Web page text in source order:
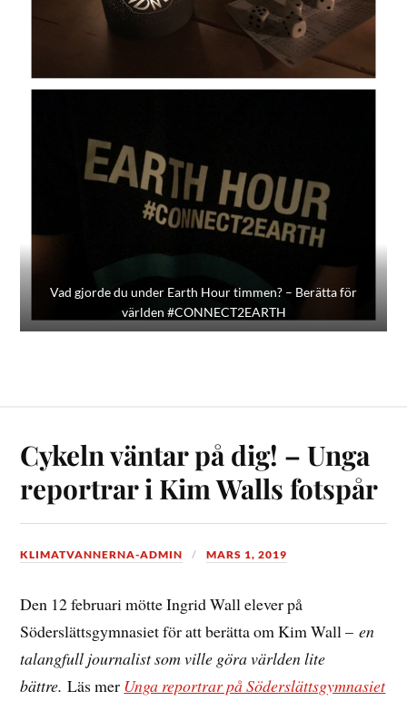
Vad gjorde du under Earth Hour timmen? – Berätta för
världen #CONNECT2EARTH
Cykeln väntar på dig! – Unga
reportrar i Kim Walls fotspår
KLIMATVANNERNA-ADMIN MARS 1, 2019
Den 12 februari mötte Ingrid Wall elever på
Söderslättsgymnasiet för att berätta om Kim Wall –en
talangfull journalist som ville göra världen lite
bättre.Läs mer Unga reportrar på Söderslättsgymnasiet